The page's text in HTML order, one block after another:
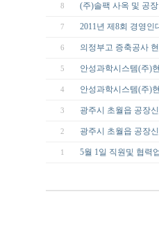
8 (주)솔팩 사옥 및 공
7 2011년 제8회 경영
6 의정부고 증축공사
5 안성과학시스템(주)
4 안성과학시스템(주)
3 광주시 초월읍 공장
2 광주시 초월읍 공장
1 5월 1일 직원및 협력